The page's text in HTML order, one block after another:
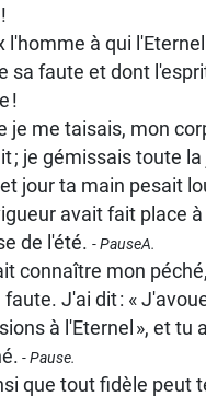
!
l'homme à qui
sa faute et dont
!
je me taisais, mon
; je gémissais toute la
jour ta main pesait
avait fait place à
de l'été. - PauseA.
connaître mon
faute. J'ai dit: «
à l'Eternel », et tu
- Pause.
que tout fidèle peut